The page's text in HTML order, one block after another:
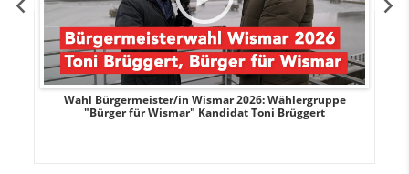
Wahl Bürgermeister/in Wismar 2026: Wählergruppe
"Bürger für Wismar" Kandidat Toni Brüggert